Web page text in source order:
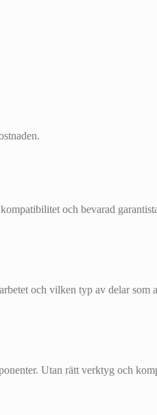
och bevarad
och vilken typ av delar som
Utan rätt verktyg och